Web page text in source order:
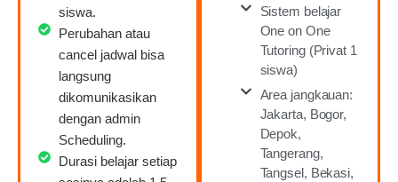
siswa.
Perubahan atau
cancel jadwal bisa
langsung
dikomunikasikan
dengan admin
Scheduling.
Durasi belajar setiap
Sistem belajar
One on One
Tutoring (Privat 1
siswa)
Area jangkauan:
Jakarta, Bogor,
Depok,
Tangerang,
Tangsel, Bekasi,